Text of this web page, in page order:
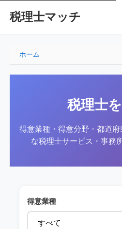
税理士マッチ
ホーム
税理士
得意業種・得意分野・都道
な税理士サービス・事務
得意業種